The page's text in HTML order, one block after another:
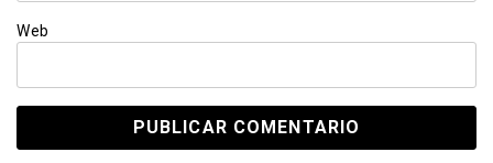
Web